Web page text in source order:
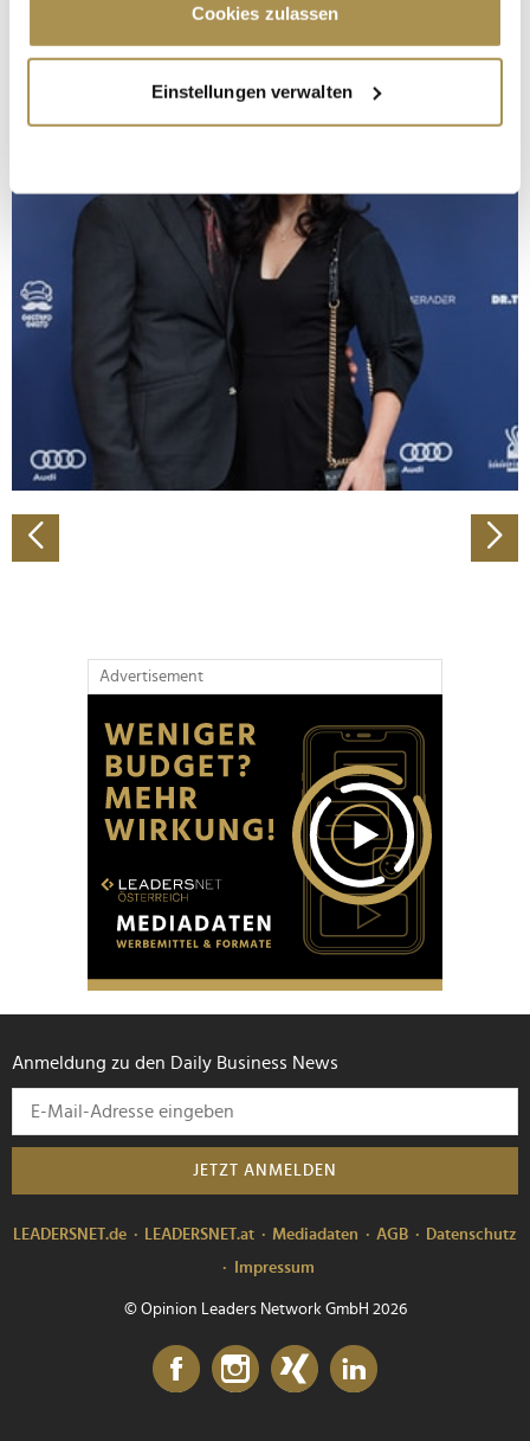
Trigger Symbol ändern oder widerrufen
Informationen über Ihre geografische Lage
erfassen, welche bis auf einige Meter genau sein
bestimmten Merkmalen (Fingerprinting) identifizieren
Erfahren Sie mehr darüber, wie Ihre persönlichen Daten
verarbeitet werden, und legen Sie Ihre Präferenzen im
Abschnitt Einzelheiten
Wir verwenden Cookies, um Inhalte und Anzeigen zu
personalisieren, Funktionen für soziale Medien anbieten
zu können und die Zugriffe auf unsere Website zu
analysieren. Außerdem geben wir Informationen zu Ihrer
Verwendung unserer Website an unsere Partner für
Partner führen diese Informationen möglicherweise mit
weiteren Daten zusammen, die Sie ihnen bereitgestellt
Cookies zulassen
Einstellungen verwalten
Advertisement
Anmeldung zu den Daily Business News
JETZT ANMELDEN
LEADERSNET.de LEADERSNET.at Mediadaten AGB
Datenschutz
Impressum
© Opinion Leaders Network GmbH 2026